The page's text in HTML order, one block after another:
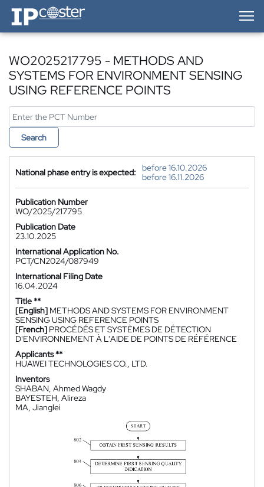
IP-Coster — Home
WO2025217795 - METHODS AND
SYSTEMS FOR ENVIRONMENT SENSING
USING REFERENCE POINTS
Search
National phase entry is expected:
before 16.10.2026
before 16.11.2026
Publication Number
WO/2025/217795
Publication Date
23.10.2025
International Application No.
PCT/CN2024/087949
International Filing Date
16.04.2024
Title **
[English] METHODS AND SYSTEMS FOR ENVIRONMENT
SENSING USING REFERENCE POINTS
[French] PROCÉDÉS ET SYSTÈMES DE DÉTECTION
D'ENVIRONNEMENT À L'AIDE DE POINTS DE RÉFÉRENCE
Applicants **
HUAWEI TECHNOLOGIES CO., LTD.
Inventors
SHABAN, Ahmed Wagdy
BAYESTEH, Alireza
MA, Jianglei